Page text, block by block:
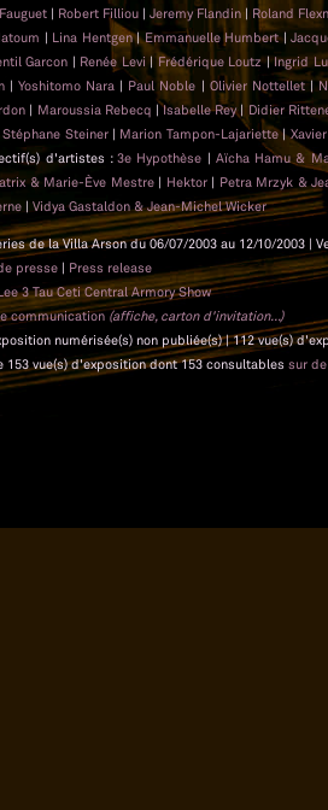
| Robert Filliou |Jeremy Flandin | Roland
| Lina Hentgen|Emmanuelle Humbert|
Garcon | Renée Levi| Frédérique Loutz|Ingrid
|Yoshitomo Nara | Paul Noble | Olivier Nottellet|
| Maroussia Rebecq |Isabelle Rey| Didier
Stéphane Steiner | Marion Tampon-Lajariette|
d'artistes :3e Hypothèse | Aïcha Hamu &
& Marie-Ève Mestre | Hektor | Petra Mrzyk &
| Vidya Gastaldon & Jean-Michel Wicker
de la Villa Arson du 06/07/2003 au 12/10/2003 |
presse | Press release
3 Tau Ceti Central Armory Show
communication (affiche, carton d'invitation...)
numérisée(s) non publiée(s) | 112 vue(s)
153 vue(s) d'exposition dont 153 consultables sur